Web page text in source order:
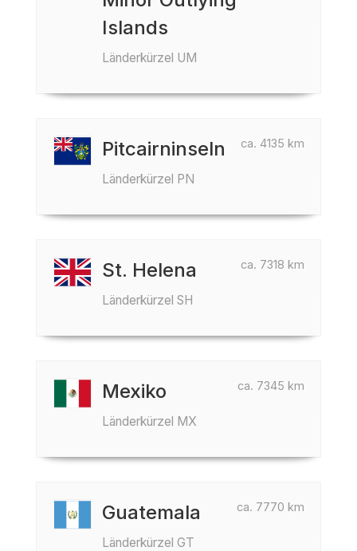
Islands
Länderkürzel UM
ca. 4135 km
Pitcairninseln
Länderkürzel PN
ca. 7318 km
St. Helena
Länderkürzel SH
ca. 7345 km
Mexiko
Länderkürzel MX
ca. 7770 km
Guatemala
Länderkürzel GT